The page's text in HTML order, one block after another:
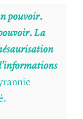
pouvoir.
La